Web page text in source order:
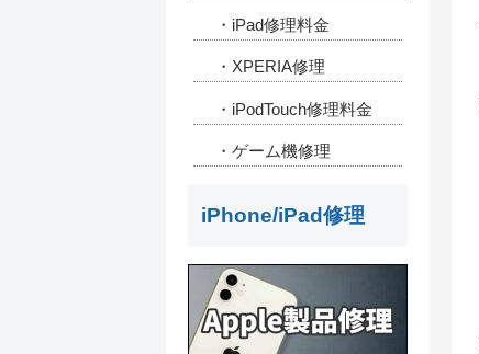
・iPad修理料金
・XPERIA修理
・iPodTouch修理料金
・ゲーム機修理
iPhone/iPad修理